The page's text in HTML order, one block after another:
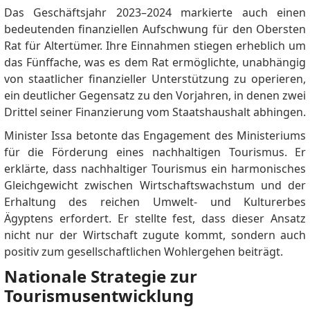
Das Geschäftsjahr 2023–2024 markierte auch einen
bedeutenden finanziellen Aufschwung für den Obersten
Rat für Altertümer. Ihre Einnahmen stiegen erheblich um
das Fünffache, was es dem Rat ermöglichte, unabhängig
von staatlicher finanzieller Unterstützung zu operieren,
ein deutlicher Gegensatz zu den Vorjahren, in denen zwei
Drittel seiner Finanzierung vom Staatshaushalt abhingen.
Minister Issa betonte das Engagement des Ministeriums
für die Förderung eines nachhaltigen Tourismus. Er
erklärte, dass nachhaltiger Tourismus ein harmonisches
Gleichgewicht zwischen Wirtschaftswachstum und der
Erhaltung des reichen Umwelt- und Kulturerbes
Ägyptens erfordert. Er stellte fest, dass dieser Ansatz
nicht nur der Wirtschaft zugute kommt, sondern auch
positiv zum gesellschaftlichen Wohlergehen beiträgt.
Nationale Strategie zur
Tourismusentwicklung